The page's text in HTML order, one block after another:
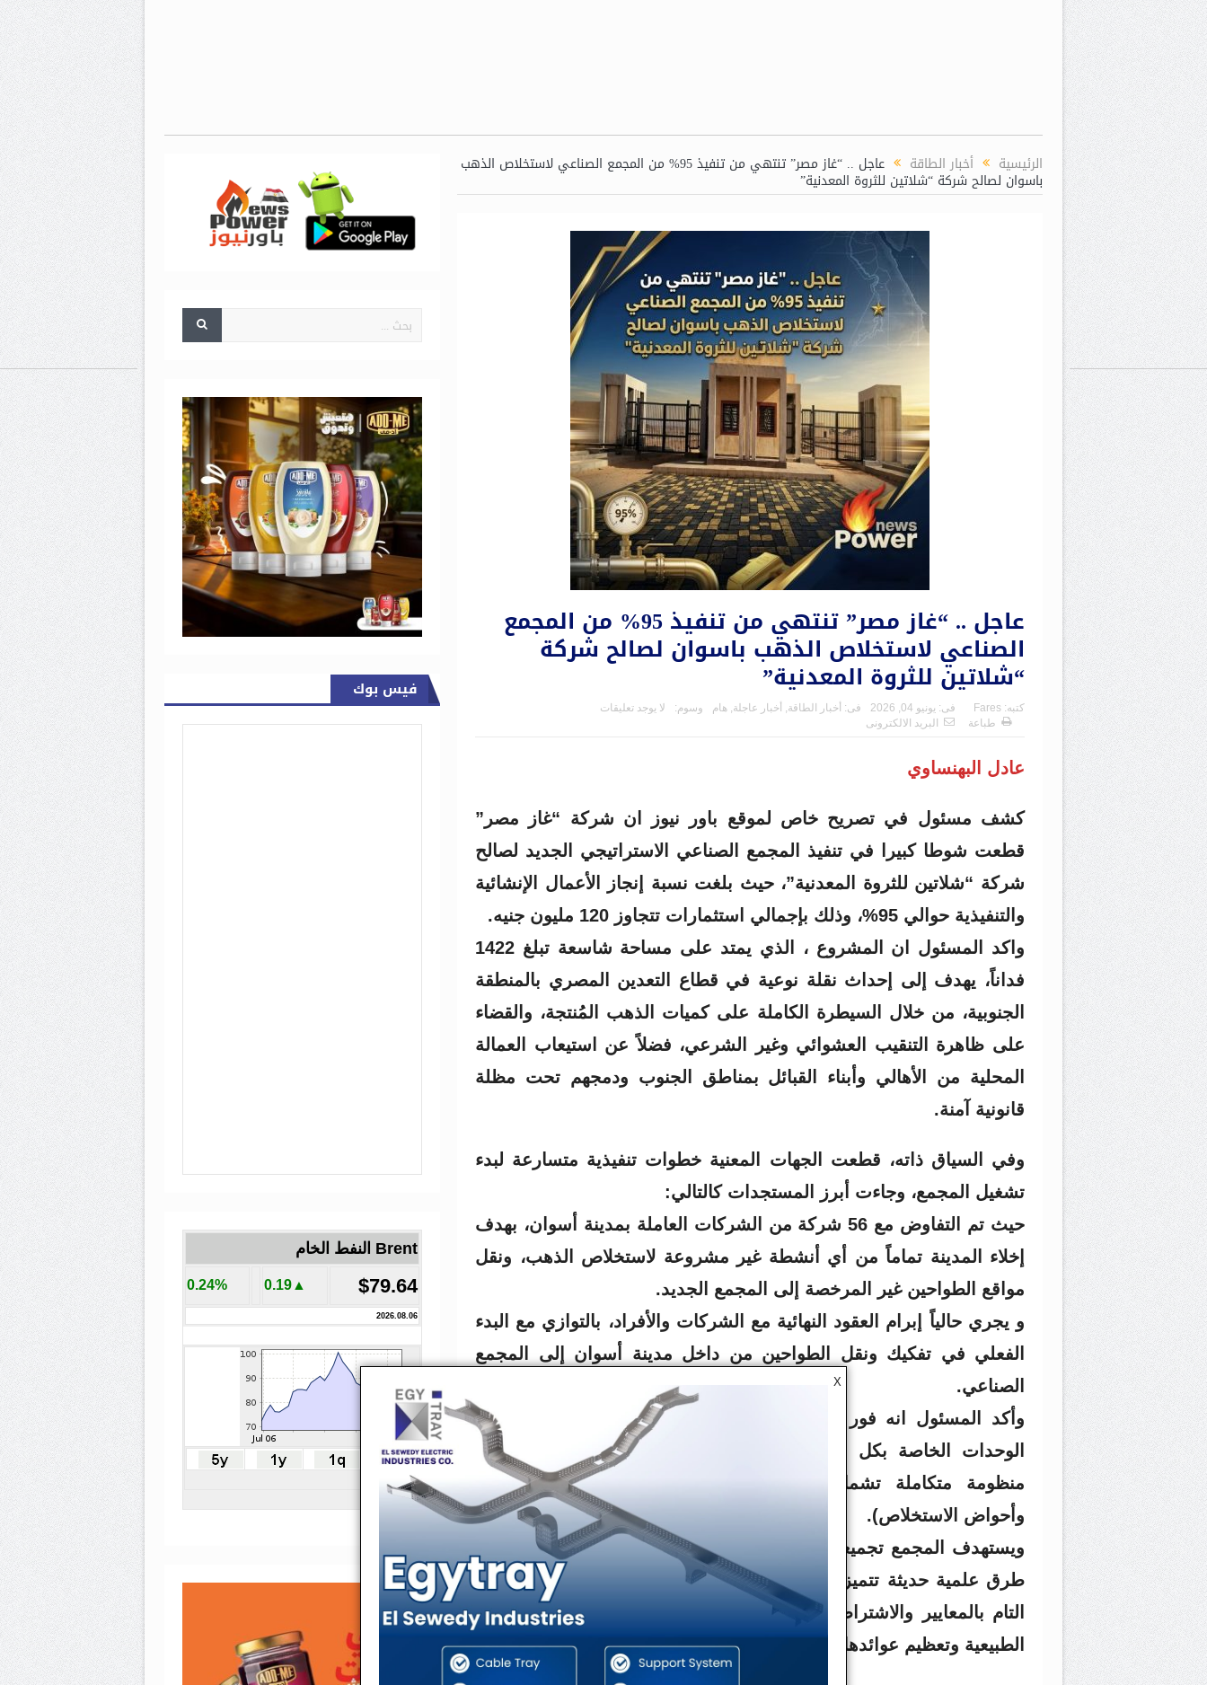
الرئيسية أخبار الطاقة عاجل .. “غاز مصر” تنتهي من تنفيذ 95% من المجمع الصناعي لاستخلاص الذهب
باسوان لصالح شركة “شلاتين للثروة المعدنية”
عاجل .. “غاز مصر” تنتهي من تنفيذ 95% من المجمع
الصناعي لاستخلاص الذهب باسوان لصالح شركة
“شلاتين للثروة المعدنية”
كتبه: Fares فى: يونيو 04, 2026 فى: أخبار الطاقة أخبار عاجلة هام وسوم:
لا يوجد تعليقات
طباعة
البريد الالكترونى
عادل البهنساوي
كشف مسئول في تصريح خاص لموقع باور نيوز ان شركة “غاز مصر”
قطعت شوطا كبيرا في تنفيذ المجمع الصناعي الاستراتيجي الجديد لصالح
شركة “شلاتين للثروة المعدنية”، حيث بلغت نسبة إنجاز الأعمال الإنشائية
والتنفيذية حوالي 95%، وذلك بإجمالي استثمارات تتجاوز 120 مليون جنيه.
واكد المسئول ان المشروع ، الذي يمتد على مساحة شاسعة تبلغ 1422
فداناً، يهدف إلى إحداث نقلة نوعية في قطاع التعدين المصري بالمنطقة
الجنوبية، من خلال السيطرة الكاملة على كميات الذهب المُنتجة، والقضاء
على ظاهرة التنقيب العشوائي وغير الشرعي، فضلاً عن استيعاب العمالة
المحلية من الأهالي وأبناء القبائل بمناطق الجنوب ودمجهم تحت مظلة
قانونية آمنة.
وفي السياق ذاته، قطعت الجهات المعنية خطوات تنفيذية متسارعة لبدء
تشغيل المجمع، وجاءت أبرز المستجدات كالتالي:
حيث تم التفاوض مع 56 شركة من الشركات العاملة بمدينة أسوان، بهدف
إخلاء المدينة تماماً من أي أنشطة غير مشروعة لاستخلاص الذهب، ونقل
مواقع الطواحين غير المرخصة إلى المجمع الجديد.
و يجري حالياً إبرام العقود النهائية مع الشركات والأفراد، بالتوازي مع البدء
الفعلي في تفكيك ونقل الطواحين من داخل مدينة أسوان إلى المجمع
الصناعي.
وأكد المسئول انه فور وصول المعدات للمجمع، سيتم البدء في تجهيز
الوحدات الخاصة بكل شركة، حيث تم تصميم كل وحدة لتكون بمثابة
منظومة متكاملة تشمل: (مبنى إداري وسكني، مصاطب للطواحين،
وأحواض الاستخلاص).
ويستهدف المجمع تجميعه كافة الطواحين العشوائية وتوجيهها للعمل وفق
طرق علمية حديثة تتميز بقدرة إنتاجية عالية على الاستخلاص، مع الالتزام
التام بالمعايير والاشتراطات البيئية، بما يضمن الحفاظ على ثروات مصر
الطبيعية وتعظيم عوائدها الاقتصادية تحت مظلة الدولة.
فيس بوك
Brent النفط الخام
$79.64
▲0.19
0.24%
2026.08.06
X